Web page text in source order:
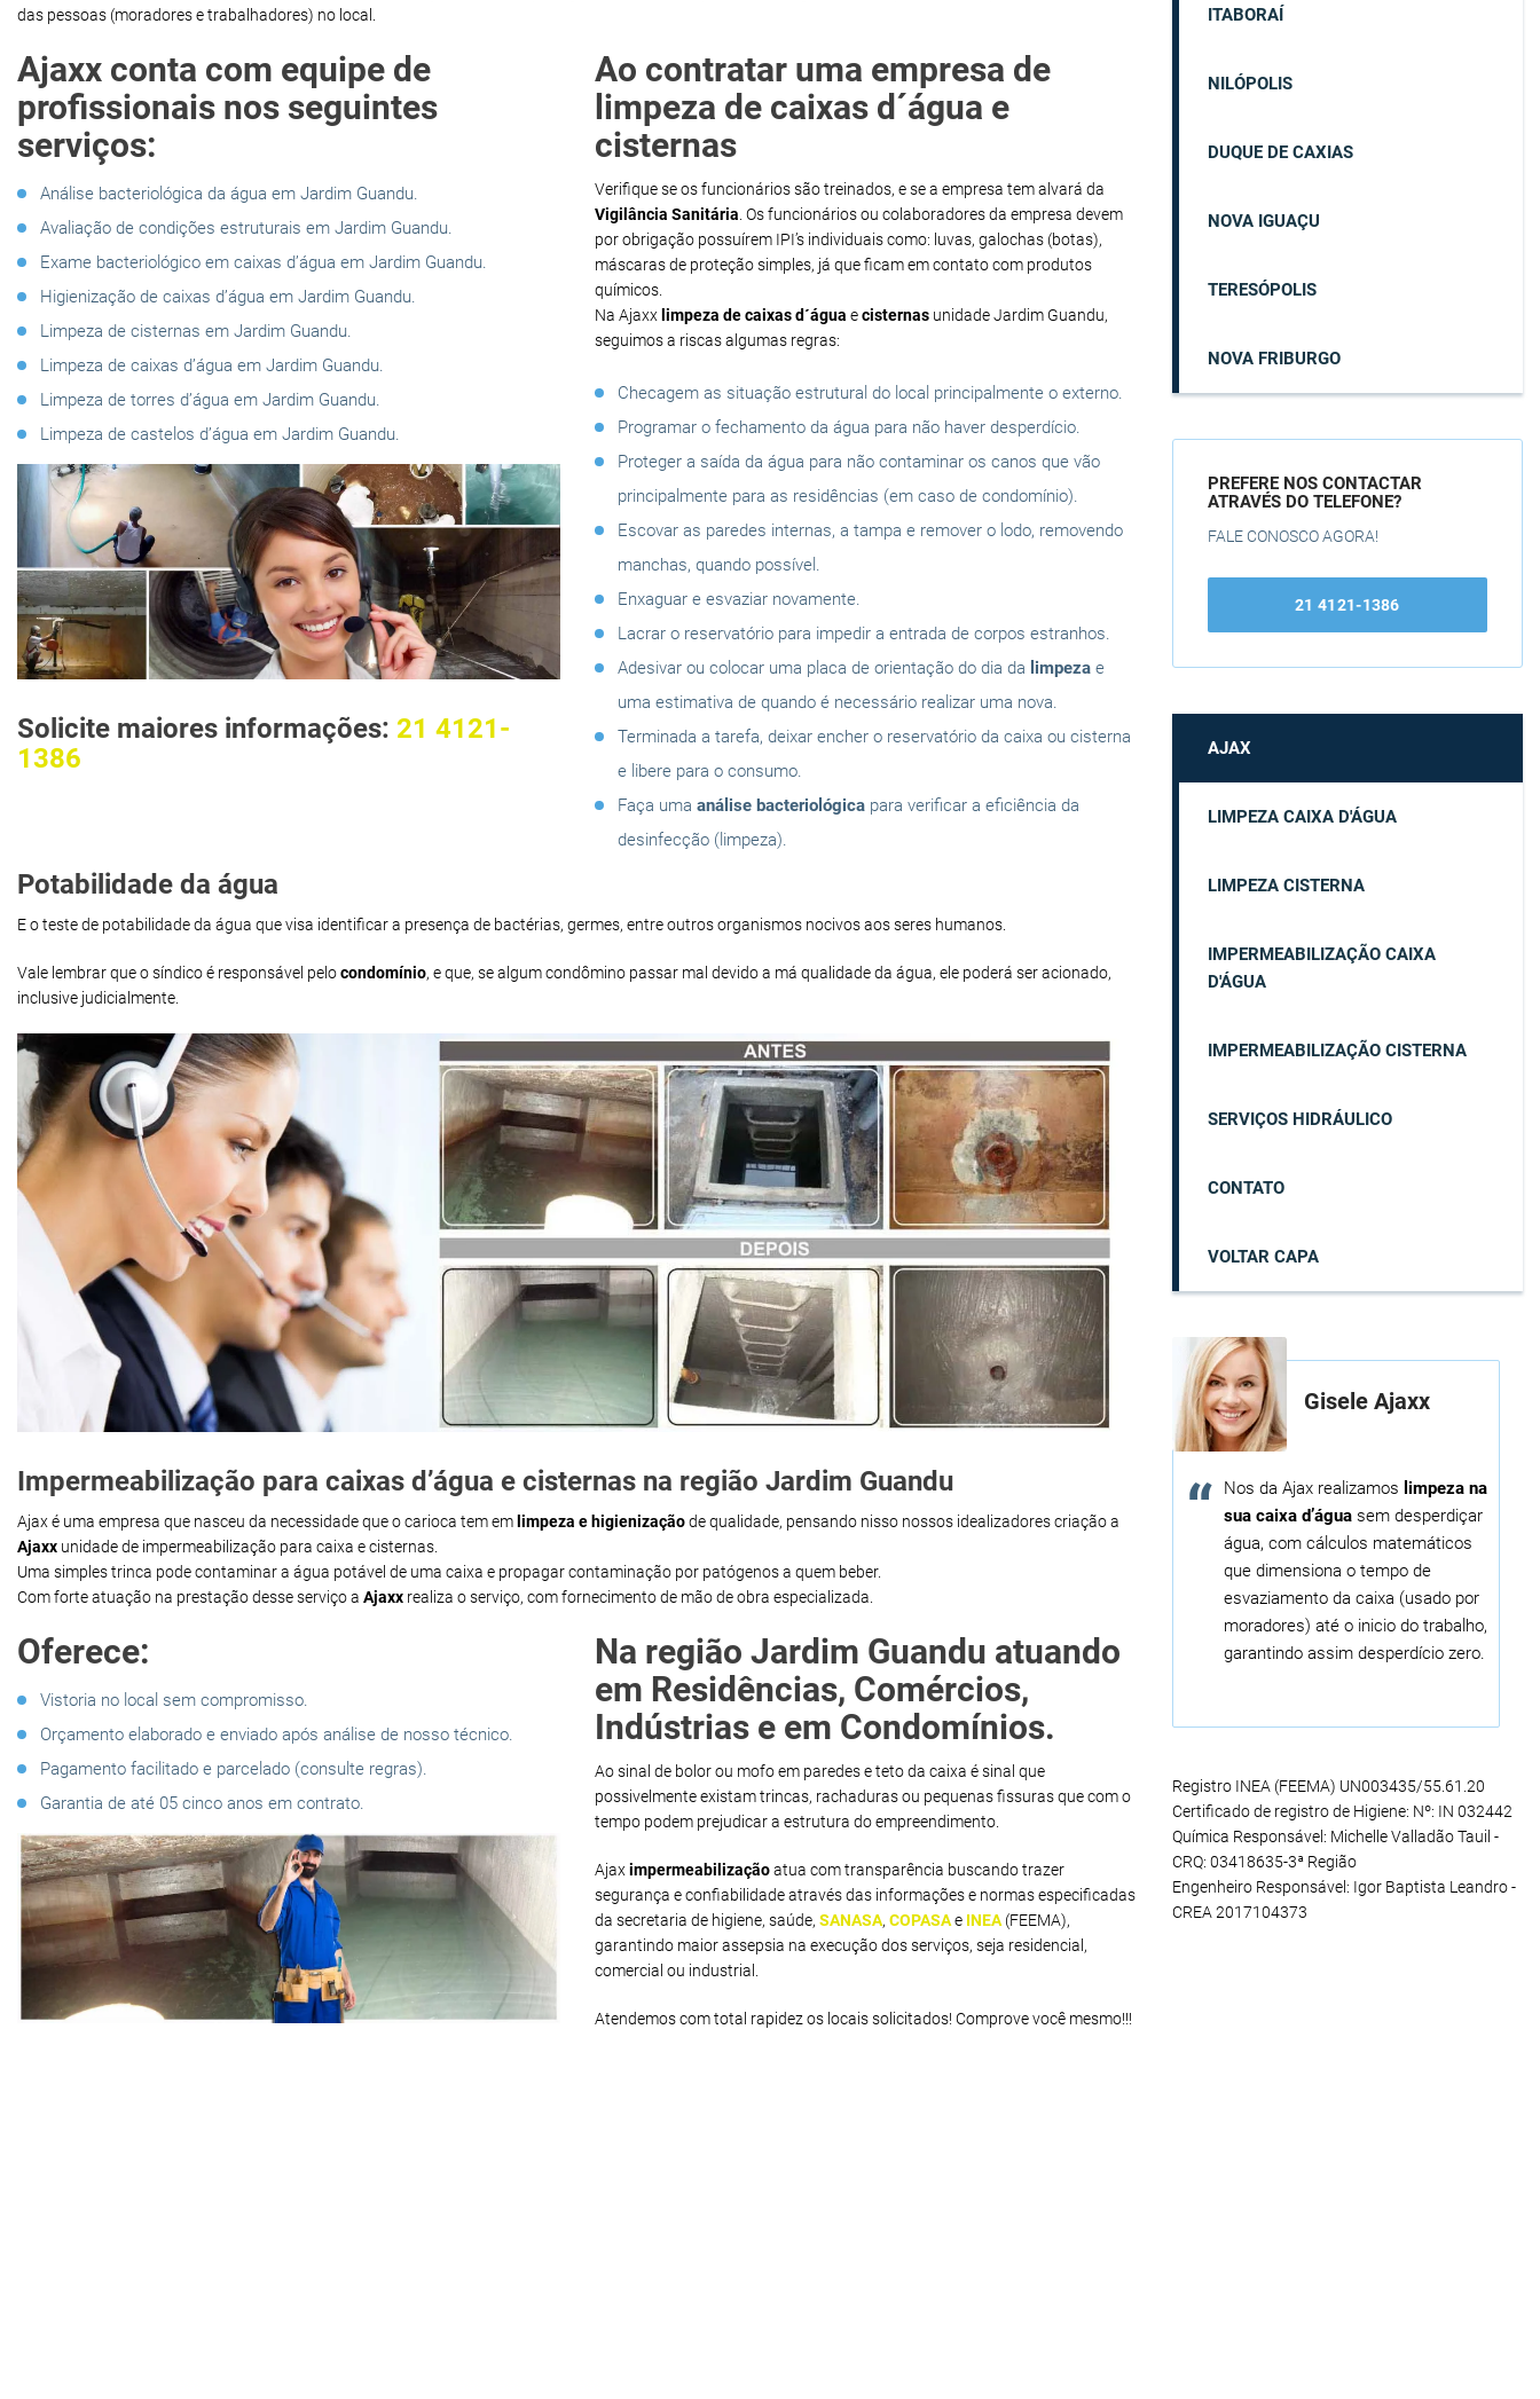
das pessoas (moradores e trabalhadores) no local.
Ajaxx conta com equipe de
profissionais nos seguintes
serviços:
Análise bacteriológica da água em Jardim Guandu.
Avaliação de condições estruturais em Jardim Guandu.
Exame bacteriológico em caixas d’água em Jardim Guandu.
Higienização de caixas d’água em Jardim Guandu.
Limpeza de cisternas em Jardim Guandu.
Limpeza de caixas d’água em Jardim Guandu.
Limpeza de torres d’água em Jardim Guandu.
Limpeza de castelos d’água em Jardim Guandu.
Solicite maiores informações: 21 4121-
1386
Ao contratar uma empresa de
limpeza de caixas d´água e
cisternas
Verifique se os funcionários são treinados, e se a empresa tem alvará da
Vigilância Sanitária . Os funcionários ou colaboradores da empresa devem
por obrigação possuírem IPI’s individuais como: luvas, galochas (botas),
máscaras de proteção simples, já que ficam em contato com produtos
químicos.
Na Ajaxx limpeza de caixas d´água ecisternas unidade Jardim Guandu,
seguimos a riscas algumas regras:
Checagem as situação estrutural do local principalmente o externo.
Programar o fechamento da água para não haver desperdício.
Proteger a saída da água para não contaminar os canos que vão
principalmente para as residências (em caso de condomínio).
Escovar as paredes internas, a tampa e remover o lodo, removendo
manchas, quando possível.
Enxaguar e esvaziar novamente.
Lacrar o reservatório para impedir a entrada de corpos estranhos.
Adesivar ou colocar uma placa de orientação do dia da limpeza e
uma estimativa de quando é necessário realizar uma nova.
Terminada a tarefa, deixar encher o reservatório da caixa ou cisterna
e libere para o consumo.
Faça uma análise bacteriológica para verificar a eficiência da
desinfecção (limpeza).
Potabilidade da água
E o teste de potabilidade da água que visa identificar a presença de bactérias, germes, entre outros organismos nocivos aos seres humanos.
Vale lembrar que o síndico é responsável pelocondomínio, e que, se algum condômino passar mal devido a má qualidade da água, ele poderá ser acionado,
inclusive judicialmente.
Impermeabilização para caixas d’água e cisternas na região Jardim Guandu
Ajax é uma empresa que nasceu da necessidade que o carioca tem em limpeza e higienizaçãode qualidade, pensando nisso nossos idealizadores criação a
Ajaxx unidade de impermeabilização para caixa e cisternas.
Uma simples trinca pode contaminar a água potável de uma caixa e propagar contaminação por patógenos a quem beber.
Com forte atuação na prestação desse serviço a Ajaxx realiza o serviço, com fornecimento de mão de obra especializada.
Oferece:
Vistoria no local sem compromisso.
Orçamento elaborado e enviado após análise de nosso técnico.
Pagamento facilitado e parcelado (consulte regras).
Garantia de até 05 cinco anos em contrato.
Na região Jardim Guandu atuando
em Residências, Comércios,
Indústrias e em Condomínios.
Ao sinal de bolor ou mofo em paredes e teto da caixa é sinal que
possivelmente existam trincas, rachaduras ou pequenas fissuras que com o
tempo podem prejudicar a estrutura do empreendimento.
Ajaximpermeabilizaçãoatua com transparência buscando trazer
segurança e confiabilidade através das informações e normas especificadas
da secretaria de higiene, saúde, SANASA, COPASAe INEA(FEEMA),
garantindo maior assepsia na execução dos serviços, seja residencial,
comercial ou industrial.
Atendemos com total rapidez os locais solicitados! Comprove você mesmo!!!
ITABORAÍ
NILÓPOLIS
DUQUE DE CAXIAS
NOVA IGUAÇU
TERESÓPOLIS
NOVA FRIBURGO
PREFERE NOS CONTACTAR
ATRAVÉS DO TELEFONE?
FALE CONOSCO AGORA!
21 4121-1386
AJAX
LIMPEZA CAIXA D'ÁGUA
LIMPEZA CISTERNA
IMPERMEABILIZAÇÃO CAIXA
D'ÁGUA
IMPERMEABILIZAÇÃO CISTERNA
SERVIÇOS HIDRÁULICO
CONTATO
VOLTAR CAPA
Gisele Ajaxx
Nos da Ajax realizamos limpeza na
sua caixa d’água sem desperdiçar
água, com cálculos matemáticos
que dimensiona o tempo de
esvaziamento da caixa (usado por
moradores) até o inicio do trabalho,
garantindo assim desperdício zero.
Registro INEA (FEEMA) UN003435/55.61.20
Certificado de registro de Higiene: Nº: IN 032442
Química Responsável: Michelle Valladão Tauil -
CRQ: 03418635-3ª Região
Engenheiro Responsável: Igor Baptista Leandro -
CREA 2017104373